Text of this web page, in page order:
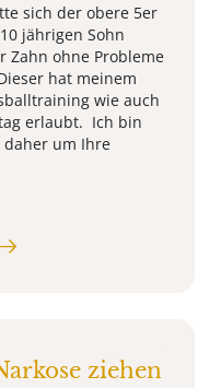
sich der obere 5er
jährigen Sohn
Zahn ohne Probleme
hat meinem
wie auch
erlaubt. Ich bin
um Ihre
ziehen